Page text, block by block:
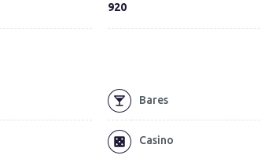
920
Bares
Casino